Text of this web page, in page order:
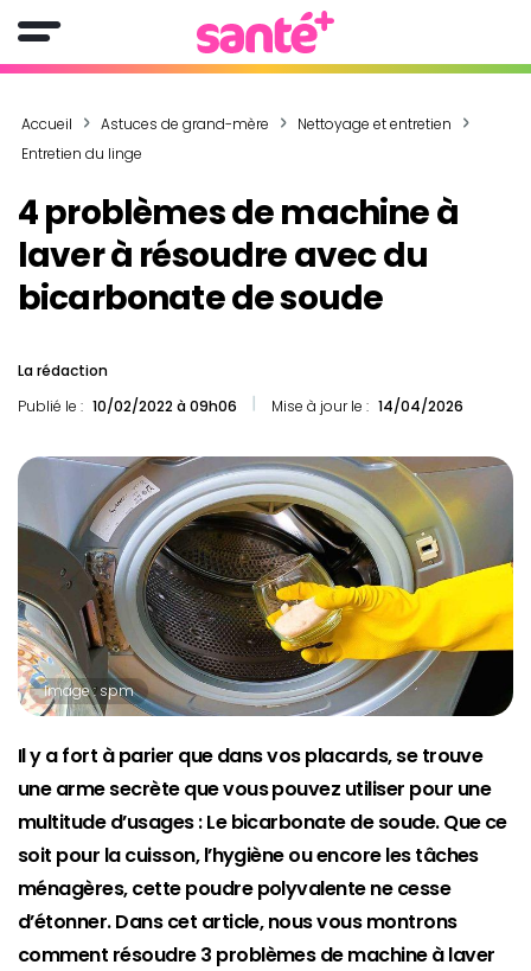
Accueil Astuces de grand-mère
Nettoyage et entretien
Entretien du linge
4 problèmes de machine à
laver à résoudre avec du
bicarbonate de soude
La rédaction
Publié le : 10/02/2022 à 09h06 Mise à jour le : 14/04/2026
Image : spm
Il y a fort à parier que dans vos placards, se trouve
une arme secrète que vous pouvez utiliser pour une
multitude d’usages : Le bicarbonate de soude. Que ce
soit pour la cuisson, l’hygiène ou encore les tâches
ménagères, cette poudre polyvalente ne cesse
d’étonner. Dans cet article, nous vous montrons
comment résoudre 3 problèmes de machine à laver